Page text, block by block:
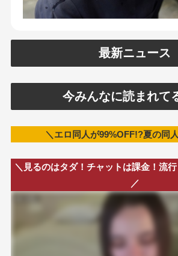
最新ニュース
今みんなに読まれて
＼エロ同人が99%OFF!?夏の同
＼見るのはタダ！チャットは課金！流
／